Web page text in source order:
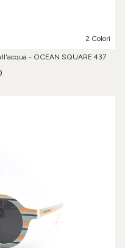
2 Colori
- OCEAN SQUARE 437